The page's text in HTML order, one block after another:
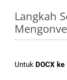
Langkah
Untuk DOCX ke